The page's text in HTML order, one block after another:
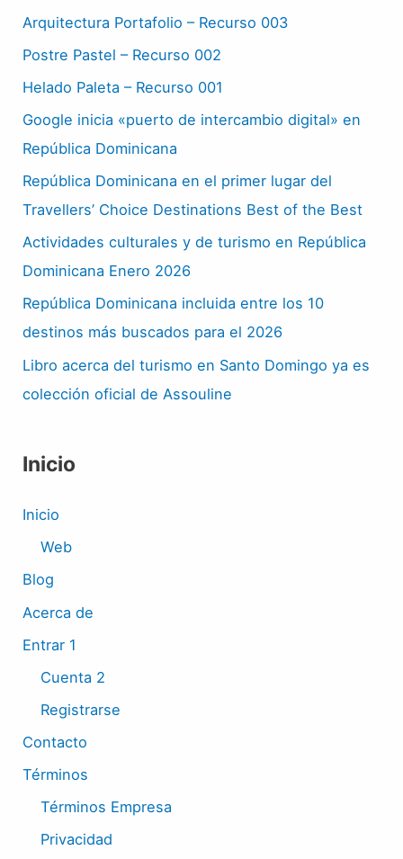
Arquitectura Portafolio – Recurso 003
Postre Pastel – Recurso 002
Helado Paleta – Recurso 001
Google inicia «puerto de intercambio digital» en
República Dominicana
República Dominicana en el primer lugar del
Travellers’ Choice Destinations Best of the Best
Actividades culturales y de turismo en República
Dominicana Enero 2026
República Dominicana incluida entre los 10
destinos más buscados para el 2026
Libro acerca del turismo en Santo Domingo ya es
colección oficial de Assouline
Inicio
Inicio
Web
Blog
Acerca de
Entrar 1
Cuenta 2
Registrarse
Contacto
Términos
Términos Empresa
Privacidad